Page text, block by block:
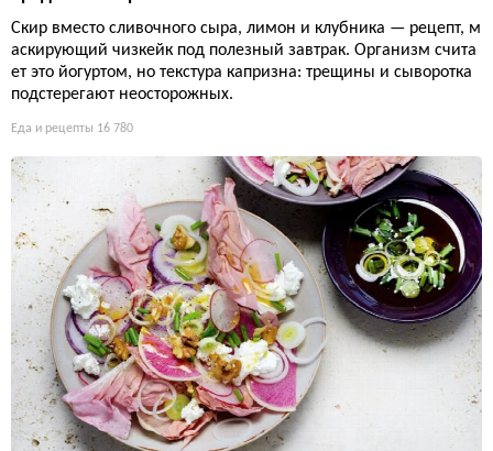
Скир вместо сливочного сыра, лимон и клубника — рецепт, м
аскирующий чизкейк под полезный завтрак. Организм счита
ет это йогуртом, но текстура капризна: трещины и сыворотка
подстерегают неосторожных.
Еда и рецепты 16 780